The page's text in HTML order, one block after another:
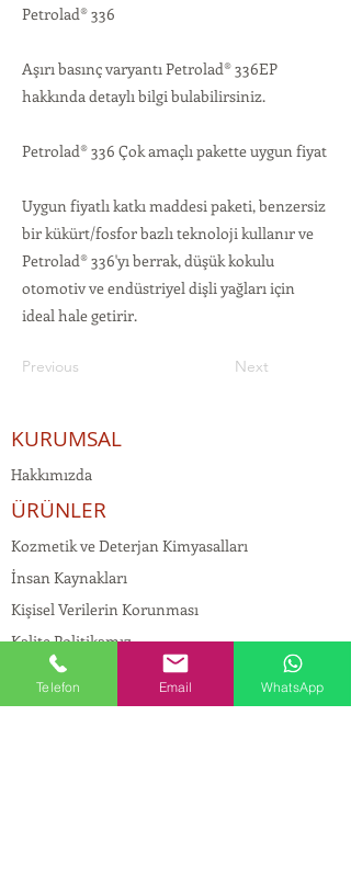
Petrolad® 336
Aşırı basınç varyantı Petrolad® 336EP
hakkında detaylı bilgi bulabilirsiniz.
Petrolad® 336 Çok amaçlı pakette uygun fiyat
Uygun fiyatlı katkı maddesi paketi, benzersiz
bir kükürt/fosfor bazlı teknoloji kullanır ve
Petrolad® 336'yı berrak, düşük kokulu
otomotiv ve endüstriyel dişli yağları için
ideal hale getirir.
Previous Next
KURUMSAL
Hakkımızda
ÜRÜNLER
Kozmetik ve Deterjan Kimyasalları
İnsan Kaynakları
Kişisel Verilerin Korunması
Kalite Politikamız
Tekstil Kimyasalları
Yapı Kimyasalları
Telefon Email WhatsApp